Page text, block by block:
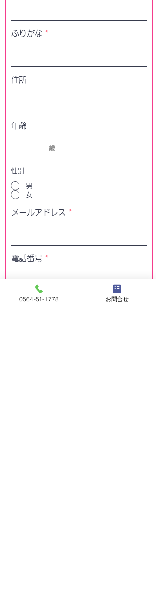
ふりがな
住所
年齢
性別
男
女
メールアドレス
電話番号
最終学歴・資格・職務経験を入力してく
0564-51-1778 お問合せ